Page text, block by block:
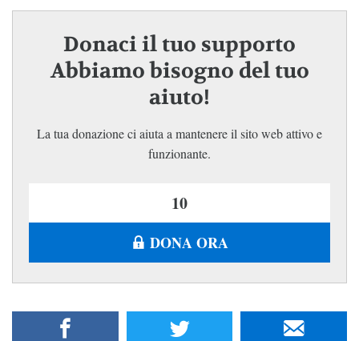
Donaci il tuo supporto
Abbiamo bisogno del tuo
aiuto!
La tua donazione ci aiuta a mantenere il sito web attivo e
funzionante.
DONA ORA